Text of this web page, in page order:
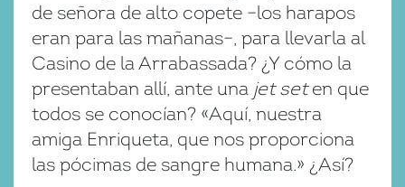
de señora de alto copete –los harapos
eran para las mañanas–, para llevarla al
Casino de la Arrabassada? ¿Y cómo la
presentaban allí, ante una jet seten que
todos se conocían? «Aquí, nuestra
amiga Enriqueta, que nos proporciona
las pócimas de sangre humana.» ¿Así?